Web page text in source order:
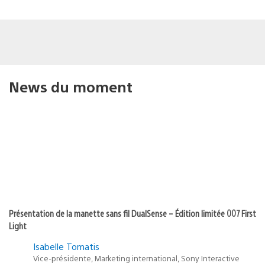
News du moment
Présentation de la manette sans fil DualSense – Édition limitée 007 First
Light
Isabelle Tomatis
Vice-présidente, Marketing international, Sony Interactive